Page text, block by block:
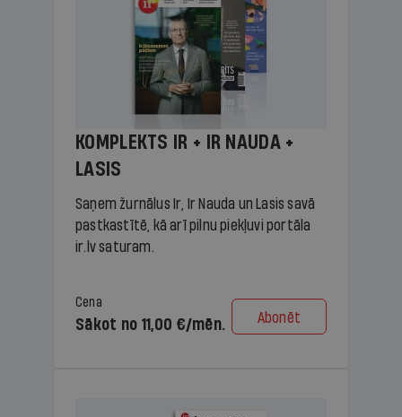
KOMPLEKTS IR + IR NAUDA +
LASIS
Saņem žurnālus Ir, Ir Nauda un Lasis savā
pastkastītē, kā arī pilnu piekļuvi portāla
ir.lv saturam.
Cena
Sākot no 11,00 €/mēn. Abonēt